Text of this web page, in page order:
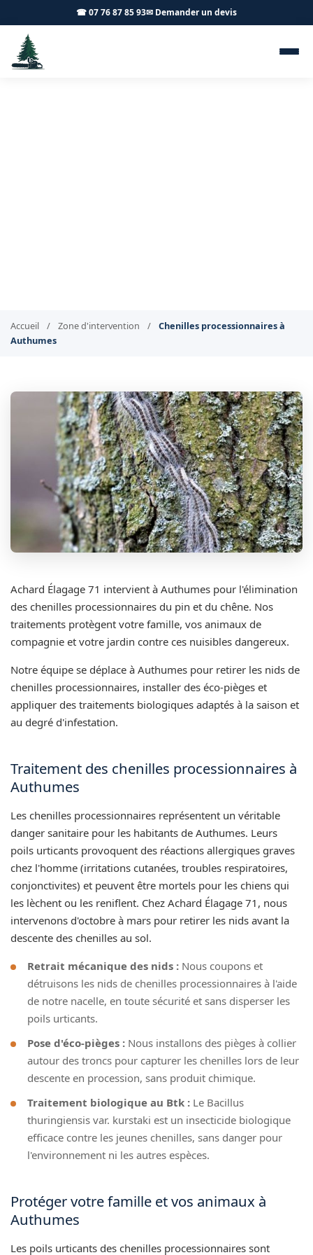
☎ 07 76 87 85 93✉ Demander un devis
Accueil / Zone d'intervention /
Chenilles processionnaires à
Authumes
Achard Élagage 71 intervient à Authumes pour l'élimination
des chenilles processionnaires du pin et du chêne. Nos
traitements protègent votre famille, vos animaux de
compagnie et votre jardin contre ces nuisibles dangereux.
Notre équipe se déplace à Authumes pour retirer les nids de
chenilles processionnaires, installer des éco-pièges et
appliquer des traitements biologiques adaptés à la saison et
au degré d'infestation.
Traitement des chenilles processionnaires à
Authumes
Les chenilles processionnaires représentent un véritable
danger sanitaire pour les habitants de Authumes. Leurs
poils urticants provoquent des réactions allergiques graves
chez l'homme (irritations cutanées, troubles respiratoires,
conjonctivites) et peuvent être mortels pour les chiens qui
les lèchent ou les reniflent. Chez Achard Élagage 71, nous
intervenons d'octobre à mars pour retirer les nids avant la
descente des chenilles au sol.
Retrait mécanique des nids : Nous coupons et
détruisons les nids de chenilles processionnaires à l'aide
de notre nacelle, en toute sécurité et sans disperser les
poils urticants.
Pose d'éco-pièges : Nous installons des pièges à collier
autour des troncs pour capturer les chenilles lors de leur
descente en procession, sans produit chimique.
Traitement biologique au Btk : Le Bacillus
thuringiensis var. kurstaki est un insecticide biologique
efficace contre les jeunes chenilles, sans danger pour
l'environnement ni les autres espèces.
Protéger votre famille et vos animaux à
Authumes
Les poils urticants des chenilles processionnaires sont